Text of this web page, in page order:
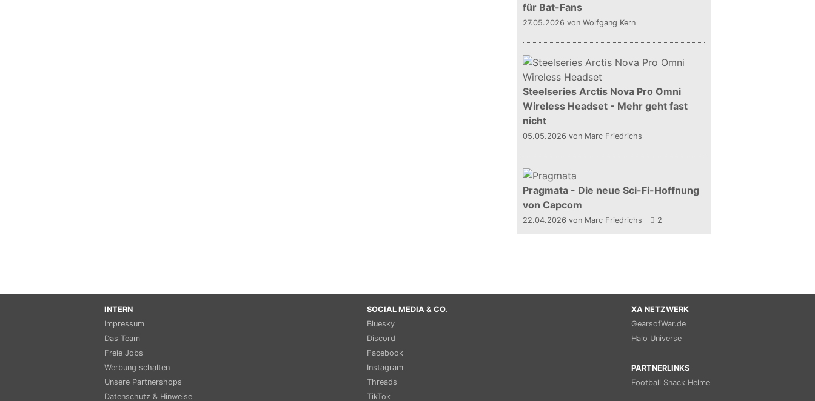
für Bat-Fans
27.05.2026 von Wolfgang Kern
Steelseries Arctis Nova Pro Omni
Wireless Headset - Mehr geht fast
nicht
05.05.2026 von Marc Friedrichs
Pragmata - Die neue Sci-Fi-Hoffnung
von Capcom
22.04.2026 von Marc Friedrichs 2
INTERN
Impressum
Das Team
Freie Jobs
Werbung schalten
Unsere Partnershops
Datenschutz & Hinweise
SOCIAL MEDIA & CO.
Bluesky
Discord
Facebook
Instagram
Threads
TikTok
XA NETZWERK
GearsofWar.de
Halo Universe
PARTNERLINKS
Football Snack Helme